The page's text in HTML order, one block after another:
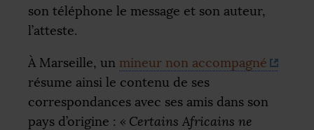
son téléphone le message et son auteur,
l’atteste.
À Marseille, un mineur non accompagné
résume ainsi le contenu de ses
correspondances avec ses amis dans son
pays d’origine : « Certains Africains ne